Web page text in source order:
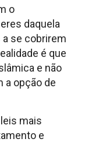
o
daquela
se cobrirem
é que
e não
a opção de
mais
e